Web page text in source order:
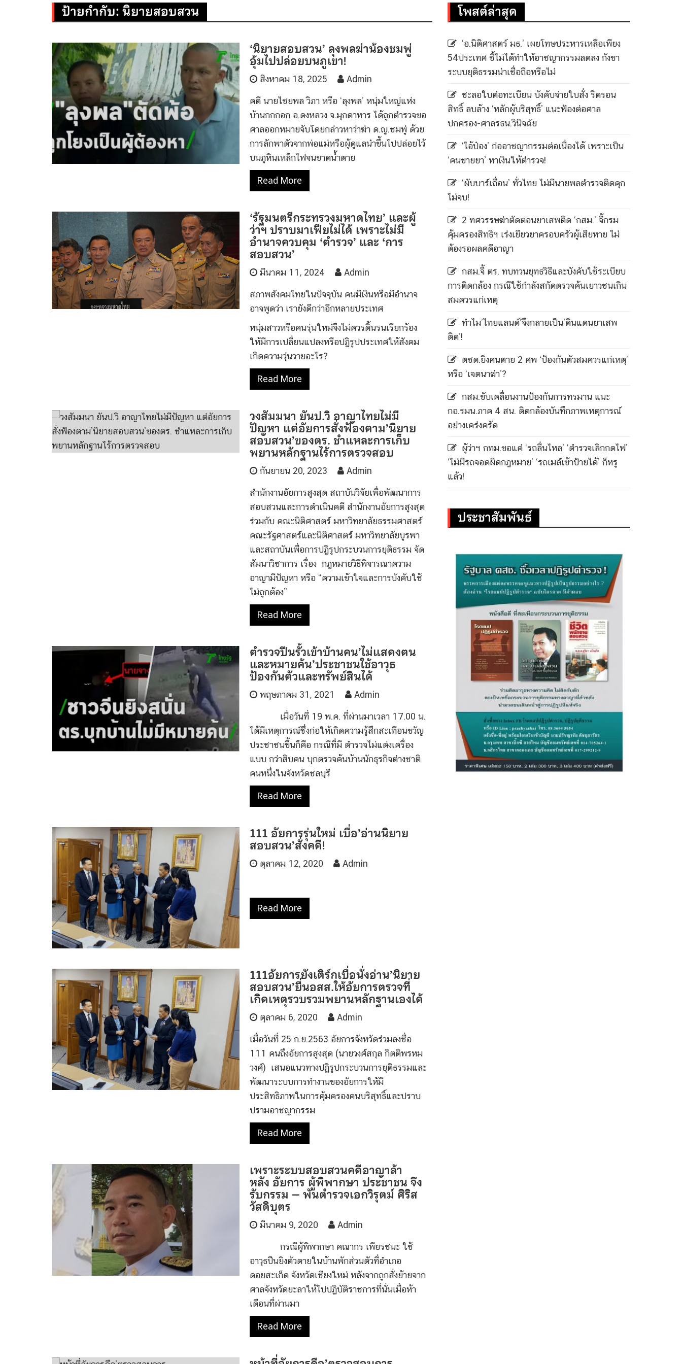
ป้ายกำกับ:นิยายสอบสวน
‘นิยายสอบสวน’ ลุงพลฆ่าน้องชมพู่
อุ้มไปปล่อยบนภูเขา!
สิงหาคม 18, 2025 Admin
คดี นายไชยพล วิภา หรือ ‘ลุงพล’ หนุ่มใหญ่แห่ง
บ้านกกกอก อ.ดงหลวง จ.มุกดาหาร ได้ถูกตำรวจขอ
ศาลออกหมายจับโดยกล่าวหาว่าฆ่า ด.ญ.ชมพู่ ด้วย
การลักพาตัวจากพ่อแม่หรือผู้ดูแลนำขึ้นไปปล่อยไว้
บนภูหินเหล็กไฟจนขาดน้ำตาย
Read More
‘รัฐมนตรีกระทรวงมหาดไทย’ และผู้
ว่าฯ ปราบมาเฟียไม่ได้ เพราะไม่มี
อำนาจควบคุม ‘ตำรวจ’ และ ‘การ
สอบสวน’
มีนาคม 11, 2024 Admin
สภาพสังคมไทยในปัจจุบัน คนมีเงินหรือมีอำนาจ
อาจพูดว่า เรายังดีกว่าอีกหลายประเทศ
หนุ่มสาวหรือคนรุ่นใหม่จึงไม่ควรดิ้นรนเรียกร้อง
ให้มีการเปลี่ยนแปลงหรือปฏิรูปประเทศให้สังคม
เกิดความวุ่นวายอะไร?
Read More
วงสัมมนา ยันป.วิ อาญาไทยไม่มี
ปัญหา แต่อัยการสั่งฟ้องตาม’นิยาย
สอบสวน’ของตร. ชำแหละการเก็บ
พยานหลักฐานไร้การตรวจสอบ
กันยายน 20, 2023 Admin
สำนักงานอัยการสูงสุด สถาบันวิจัยเพื่อพัฒนาการ
สอบสวนและการดำเนินคดี สำนักงานอัยการสูงสุด
ร่วมกับ คณะนิติศาสตร์ มหาวิทยาลัยธรรมศาสตร์
คณะรัฐศาสตร์และนิติศาสตร์ มหาวิทยาลัยบูรพา
และสถาบันเพื่อการปฏิรูปกระบวนการยุติธรรม จัด
สัมนาวิชาการ เรื่อง กฎหมายวิธีพิจารณาความ
อาญามีปัญหา หรือ “ความเข้าใจและการบังคับใช้
ไม่ถูกต้อง”
Read More
ตำรวจปีนรั้วเข้าบ้านคน’ไม่แสดงตน
และหมายค้น’ประชาชนใช้อาวุธ
ป้องกันตัวและทรัพย์สินได้
พฤษภาคม 31, 2021 Admin
เมื่อวันที่ 19 พ.ค. ที่ผ่านมาเวลา 17.00 น.
ได้มีเหตุการณ์ซึ่งก่อให้เกิดความรู้สึกสะเทือนขวัญ
ประชาชนขึ้นก็คือ กรณีที่มี ตำรวจไม่แต่งเครื่อง
แบบ กว่าสิบคน บุกตรวจค้นบ้านนักธุรกิจต่างชาติ
คนหนึ่งในจังหวัดชลบุรี
Read More
111 อัยการรุ่นใหม่ เบื่อ’อ่านนิยาย
สอบสวน’สั่งคดี!
ตุลาคม 12, 2020 Admin
Read More
111อัยการยังเติร์กเบื่อนั่งอ่าน’นิยาย
สอบสวน’ยื่นอสส.ให้อัยการตรวจที่
เกิดเหตุรวบรวมพยานหลักฐานเองได้
ตุลาคม 6, 2020 Admin
เมื่อวันที่ 25 ก.ย.2563 อัยการจังหวัดร่วมลงชื่อ
111 คนถึงอัยการสูงสุด (นายวงศ์สกุล กิตติพรหม
วงศ์) เสนอแนวทางปฏิรูปกระบวนการยุติธรรมและ
พัฒนาระบบการทำงานของอัยการให้มี
ประสิทธิภาพในการคุ้มครองคนบริสุทธิ์และปราบ
ปรามอาชญากรรม
Read More
เพราะระบบสอบสวนคดีอาญาล้า
หลัง อัยการ ผู้พิพากษา ประชาชน จึง
รับกรรม – พันตำรวจเอกวิรุตม์ ศิริส
วัสดิบุตร
มีนาคม 9, 2020 Admin
กรณีผู้พิพากษา คณากร เพียรชนะ ใช้
อาวุธปืนยิงตัวตายในบ้านพักส่วนตัวที่อำเภอ
ดอยสะเก็ด จังหวัดเชียงใหม่ หลังจากถูกสั่งย้ายจาก
ศาลจังหวัดยะลาให้ไปปฏิบัติราชการที่นั่นเมื่อห้า
เดือนที่ผ่านมา
Read More
โพสต์ล่าสุด
‘อ.นิติศาสตร์ มธ.’ เผยโทษประหารเหลือเพียง
54ประเทศ ชี้ไม่ได้ทำให้อาชญากรรมลดลง กังขา
ระบบยุติธรรมน่าเชื่อถือหรือไม่
ชะลอใบต่อทะเบียน บังคับจ่ายใบสั่ง ริดรอน
สิทธิ์ ลบล้าง ‘หลักผู้บริสุทธิ์’ แนะฟ้องต่อศาล
ปกครอง-ศาลรธน.วินิจฉัย
‘ไอ้ป๋อง’ ก่ออาชญากรรมต่อเนื่องได้ เพราะเป็น
‘คนขายยา’ หาเงินให้ตำรวจ!
‘ผับบาร์เถื่อน’ ทั่วไทย ไม่มีนายพลตำรวจติดคุก
ไม่จบ!
2 ทศวรรษฆ่าตัดตอนยาเสพติด ‘กสม.’ จี้กรม
คุ้มครองสิทธิฯ เร่งเยียวยาครอบครัวผู้เสียหาย ไม่
ต้องรอผลคดีอาญา
กสม.จี้ ตร. ทบทวนยุทธวิธีและบังคับใช้ระเบียบ
การติดกล้อง กรณีใช้กำลังสกัดตรวจค้นเยาวชนเกิน
สมควรแก่เหตุ
ทำไม’ไทยแลนด์’จึงกลายเป็น’ดินแดนยาเสพ
ติด’!
ตชด.ยิงคนตาย 2 ศพ ‘ป้องกันตัวสมควรแก่เหตุ’
หรือ ‘เจตนาฆ่า’?
กสม.ขับเคลื่อนงานป้องกันการทรมาน แนะ
กอ.รมน.ภาค 4 สน. ติดกล้องบันทึกภาพเหตุการณ์
อย่างเคร่งครัด
ผู้ว่าฯ กทม.ขอแค่ ‘รถลื่นไหล’ ‘ตำรวจเลิกกดไฟ’
‘ไม่มีรถจอดผิดกฎหมาย’ ‘รถเมล์เข้าป้ายได้’ ก็หรู
แล้ว!
ประชาสัมพันธ์